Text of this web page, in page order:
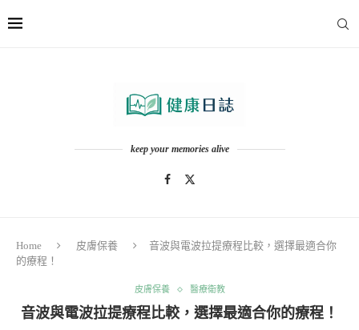
keep your memories alive
Home 皮膚保養
音波與電波拉提療程比較，選擇最適合你
的療程！
皮膚保養 醫療衛教
音波與電波拉提療程比較，選擇最適合你的療程！